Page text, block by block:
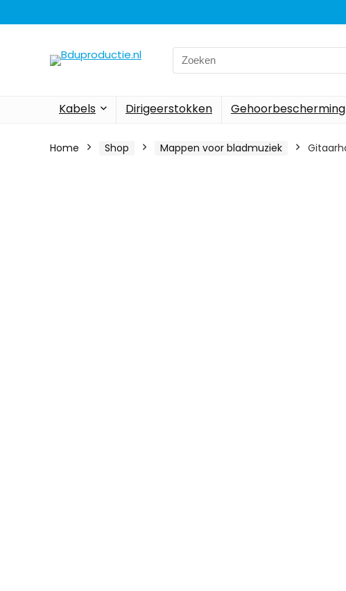
Search
for:
Kabels Dirigeerstokken Gehoorbescherming
Home Shop Mappen voor bladmuziek